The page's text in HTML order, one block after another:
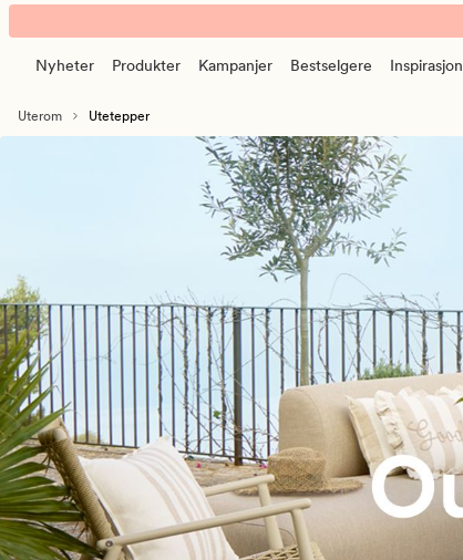
Utetepper
–
utendørstepper
uteplass,
balkong
banner.
Klikk
for
Nyheter Produkter Kampanjer Bestselgere Inspirasjon
Uterom Utetepper